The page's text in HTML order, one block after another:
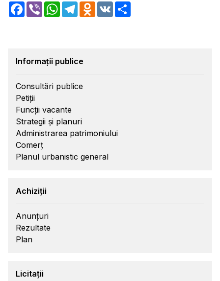
Facebook
Viber WhatsApp
TelegramOdnoklassniki
VK
Informații publice
Consultări publice
Petiții
Funcții vacante
Strategii și planuri
Administrarea patrimoniului
Comerț
Planul urbanistic general
Achiziții
Anunțuri
Rezultate
Plan
Licitații